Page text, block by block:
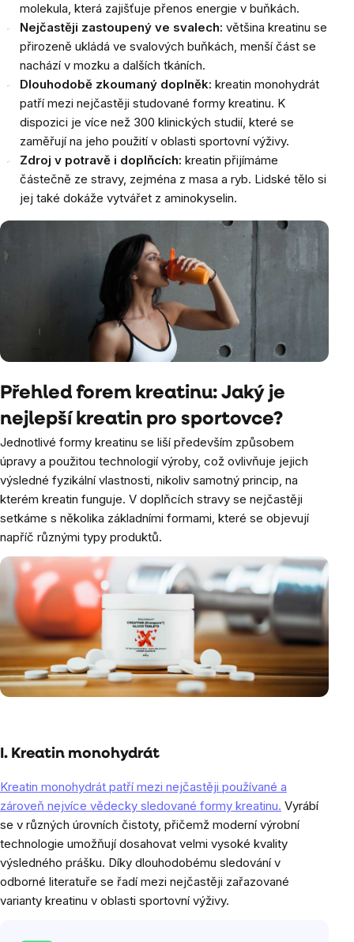
molekula, která zajišťuje přenos energie v buňkách.
Nejčastěji zastoupený ve svalech: většina kreatinu se
přirozeně ukládá ve svalových buňkách, menší část se
nachází v mozku a dalších tkáních.
Dlouhodobě zkoumaný doplněk: kreatin monohydrát
patří mezi nejčastěji studované formy kreatinu. K
dispozici je více než 300 klinických studií, které se
zaměřují na jeho použití v oblasti sportovní výživy.
Zdroj v potravě i doplňcích: kreatin přijímáme
částečně ze stravy, zejména z masa a ryb. Lidské tělo si
jej také dokáže vytvářet z aminokyselin.
Přehled forem kreatinu: Jaký je
nejlepší kreatin pro sportovce?
Jednotlivé formy kreatinu se liší především způsobem
úpravy a použitou technologií výroby, což ovlivňuje jejich
výsledné fyzikální vlastnosti, nikoliv samotný princip, na
kterém kreatin funguje. V doplňcích stravy se nejčastěji
setkáme s několika základními formami, které se objevují
napříč různými typy produktů.
I. Kreatin monohydrát
Kreatin monohydrát patří mezi nejčastěji používané a
zároveň nejvíce vědecky sledované formy kreatinu. Vyrábí
se v různých úrovních čistoty, přičemž moderní výrobní
technologie umožňují dosahovat velmi vysoké kvality
výsledného prášku. Díky dlouhodobému sledování v
odborné literatuře se řadí mezi nejčastěji zařazované
varianty kreatinu v oblasti sportovní výživy.